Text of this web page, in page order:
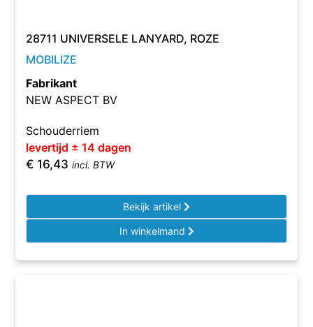
28711 UNIVERSELE LANYARD, ROZE
MOBILIZE
Fabrikant
NEW ASPECT BV
Schouderriem
levertijd ± 14 dagen
€ 16,43 incl. BTW
Bekijk artikel
In winkelmand